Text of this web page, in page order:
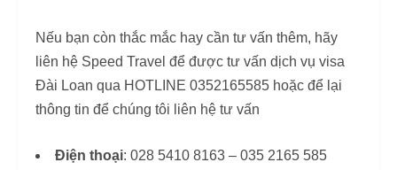
Nếu bạn còn thắc mắc hay cần tư vấn thêm, hãy
liên hệ Speed Travel để được tư vấn dịch vụ visa
Đài Loan qua HOTLINE 0352165585 hoặc để lại
thông tin để chúng tôi liên hệ tư vấn
Điện thoại: 028 5410 8163 – 035 2165 585